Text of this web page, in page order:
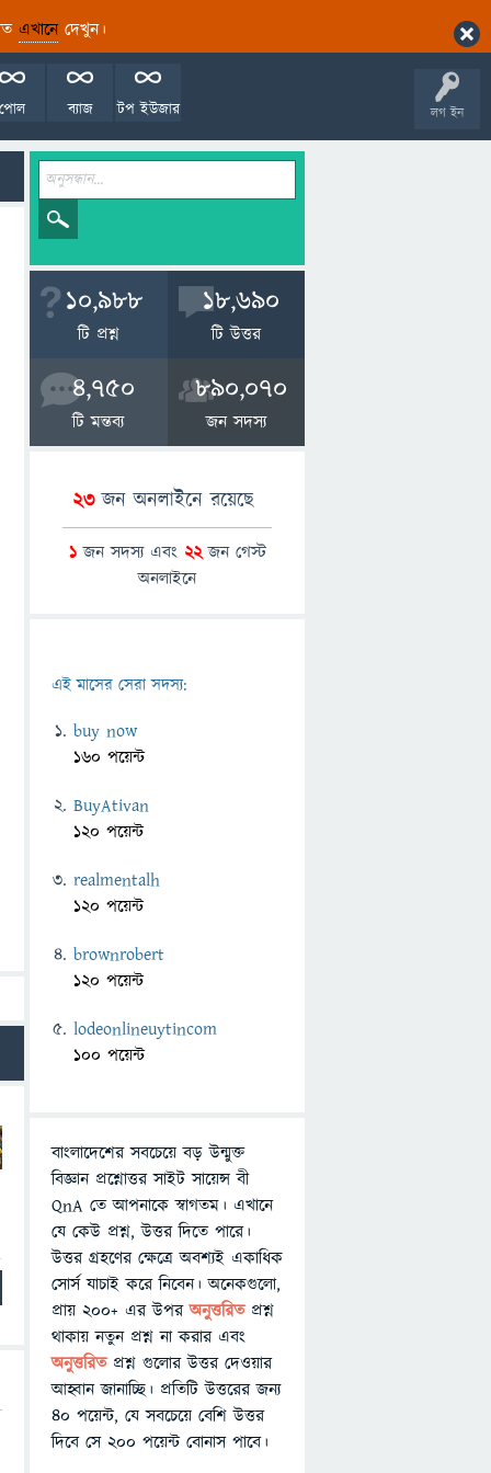
এখানেদেখুন।
লগ ইন
টপ ইউজার
ব্যাজ
পোল
10,988
টি প্রশ্ন
18,690
টি উত্তর
4,750
টি মন্তব্য
890,070
জন সদস্য
23জন অনলাইনে রয়েছে
1জন সদস্য এবং 22জন গেস্ট
অনলাইনে
এই মাসের সেরা সদস্য:
buy now
160 পয়েন্ট
BuyAtivan
120 পয়েন্ট
realmentalh
120 পয়েন্ট
brownrobert
120 পয়েন্ট
lodeonlineuytincom
100 পয়েন্ট
বাংলাদেশের সবচেয়ে বড় উন্মুক্ত
বিজ্ঞান প্রশ্নোত্তর সাইট সায়েন্স বী
QnA তে আপনাকে স্বাগতম। এখানে
যে কেউ প্রশ্ন, উত্তর দিতে পারে।
উত্তর গ্রহণের ক্ষেত্রে অবশ্যই একাধিক
সোর্স যাচাই করে নিবেন। অনেকগুলো,
প্রায় ২০০+ এর উপরঅনুত্তরিতপ্রশ্ন
থাকায় নতুন প্রশ্ন না করার এবং
অনুত্তরিত প্রশ্ন গুলোর উত্তর দেওয়ার
আহ্বান জানাচ্ছি। প্রতিটি উত্তরের জন্য
৪০ পয়েন্ট, যে সবচেয়ে বেশি উত্তর
দিবে সে ২০০ পয়েন্ট বোনাস পাবে।